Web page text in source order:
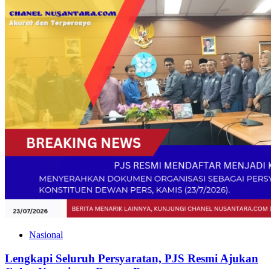
Nasional
Lengkapi Seluruh Persyaratan, PJS Resmi Ajukan